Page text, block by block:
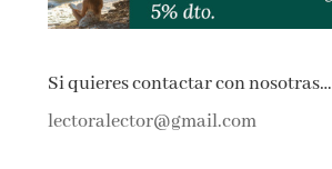
Si quieres contactar con nosotras…
lectoralector@gmail.com